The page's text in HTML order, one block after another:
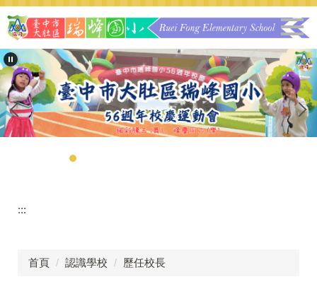
跳
到
主
要
內
容
區
:::
首頁 認識學校 歷任校長